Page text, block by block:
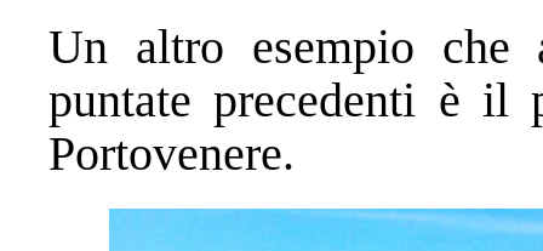
Un altro esempio che
puntate precedenti è
Portovenere.